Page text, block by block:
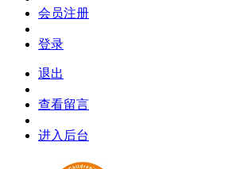
会员注册
登录
退出
查看留言
进入后台